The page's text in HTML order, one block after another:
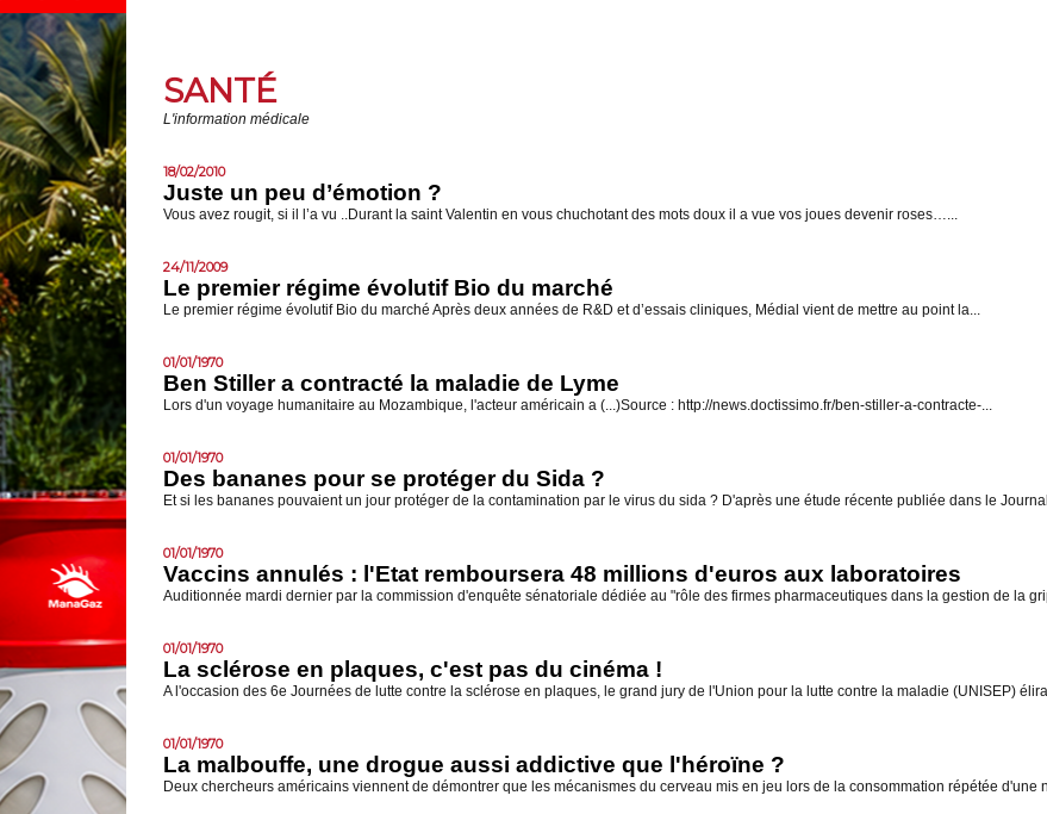
SANTÉ
L'information médicale
18/02/2010
Juste un peu d’émotion ?
Vous avez rougit, si il l’a vu ..Durant la saint Valentin en vous chuchotant des mots doux il a vue vos joues devenir roses…...
24/11/2009
Le premier régime évolutif Bio du marché
Le premier régime évolutif Bio du marché Après deux années de R&D et d’essais cliniques, Médial vient de mettre au point la...
01/01/1970
Ben Stiller a contracté la maladie de Lyme
Lors d'un voyage humanitaire au Mozambique, l'acteur américain a (...)Source : http://news.doctissimo.fr/ben-stiller-a-contracte-...
01/01/1970
Des bananes pour se protéger du Sida ?
Et si les bananes pouvaient un jour protéger de la contamination par le virus du sida ? D'après une étude récente publiée dans le
01/01/1970
Vaccins annulés : l'Etat remboursera 48 millions d'euros aux laboratoires
Auditionnée mardi dernier par la commission d'enquête sénatoriale dédiée au "rôle des firmes pharmaceutiques dans la gestion de la
01/01/1970
La sclérose en plaques, c'est pas du cinéma !
A l'occasion des 6e Journées de lutte contre la sclérose en plaques, le grand jury de l'Union pour la lutte contre la maladie (UNISEP)
01/01/1970
La malbouffe, une drogue aussi addictive que l'héroïne ?
Deux chercheurs américains viennent de démontrer que les mécanismes du cerveau mis en jeu lors de la consommation répétée d'une